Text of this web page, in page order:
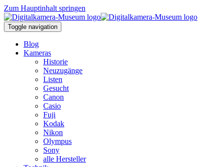
Zum Hauptinhalt springen
Toggle navigation
Blog
Kameras
Historie
Neuzugänge
Listen
Gesucht
Canon
Casio
Fuji
Kodak
Nikon
Olympus
Sony
alle Hersteller